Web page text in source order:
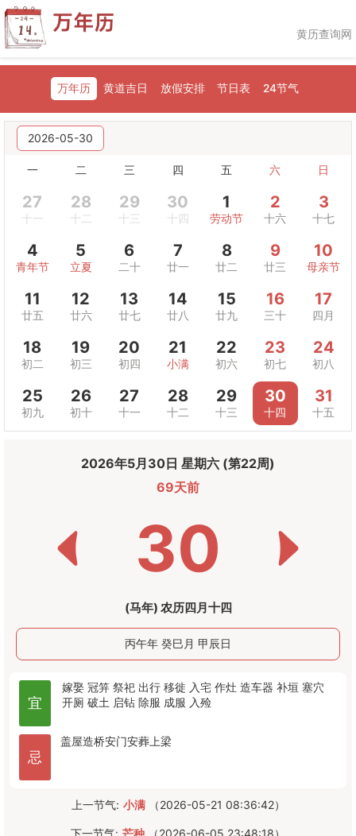
黄历查询网
万年历 黄道吉日 放假安排 节日表 24节气
2026-05-30
一 二 三 四 五 六 日
27
十一
28 29 30
十四
1
劳动节
2
十六
3
十七
4
青年节
5
立夏
6
二十
7
廿一
8
廿二
9
廿三
10
母亲节
11
廿五
12
廿六
13
廿七
14
廿八
15
廿九
16
三十
17
四月
18
初二
19
初三
20
初四
21
小满
22
初六
23
初七
24
初八
25
初九
26
初十
27
十一
28
十二
29
十三
30
十四
31
十五
2026年5月30日 星期六 (第22周)
69天前
30
(马年) 农历四月十四
丙午年 癸巳月 甲辰日
宜
嫁娶 冠笄 祭祀 出行 移徙 入宅 作灶 造车器 补垣 塞穴
开厕 破土 启钻 除服 成服 入殓
忌
盖屋造桥安门安葬 上梁
上一节气: 小满 （2026-05-21 08:36:42）
下一节气: 芒种 （2026-06-05 23:48:18）